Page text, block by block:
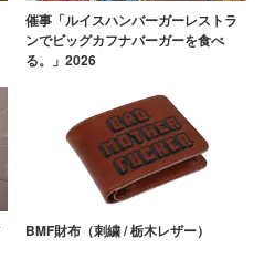
催事「ルイスハンバーガーレストラ
ンでビッグカフナバーガーを食べ
る。」2026
BMF財布（刺繍 / 栃木レザー）